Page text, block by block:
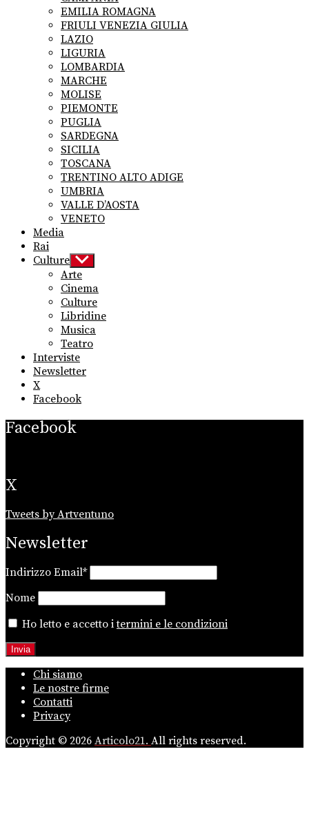
EMILIA ROMAGNA
FRIULI VENEZIA GIULIA
LAZIO
LIGURIA
LOMBARDIA
MARCHE
MOLISE
PIEMONTE
PUGLIA
SARDEGNA
SICILIA
TOSCANA
TRENTINO ALTO ADIGE
UMBRIA
VALLE D’AOSTA
VENETO
Media
Rai
Culture Show
sub
menu
Arte
Cinema
Culture
Libridine
Musica
Teatro
Interviste
Newsletter
X
Facebook
Facebook
X
Tweets by Artventuno
Newsletter
Indirizzo Email*
Nome
Ho letto e accetto itermini e le condizioni
Chi siamo
Le nostre firme
Contatti
Privacy
Copyright © 2026 Articolo21. All rights reserved.